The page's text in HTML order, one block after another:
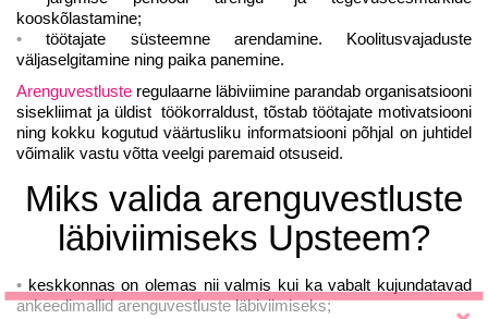
kooskõlastamine;
töötajate süsteemne arendamine. Koolitusvajaduste
väljaselgitamine ning paika panemine.
Arenguvestluste regulaarne läbiviimine parandab organisatsiooni
sisekliimat ja üldist töökorraldust, tõstab töötajate motivatsiooni
ning kokku kogutud väärtusliku informatsiooni põhjal on juhtidel
võimalik vastu võtta veelgi paremaid otsuseid.
Miks valida arenguvestluste
läbiviimiseks Upsteem?
keskkonnas on olemas nii valmis kui ka vabalt kujundatavad
ankeedimallid arenguvestluste läbiviimiseks;